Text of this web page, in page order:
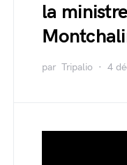
la
par Tripalio 4